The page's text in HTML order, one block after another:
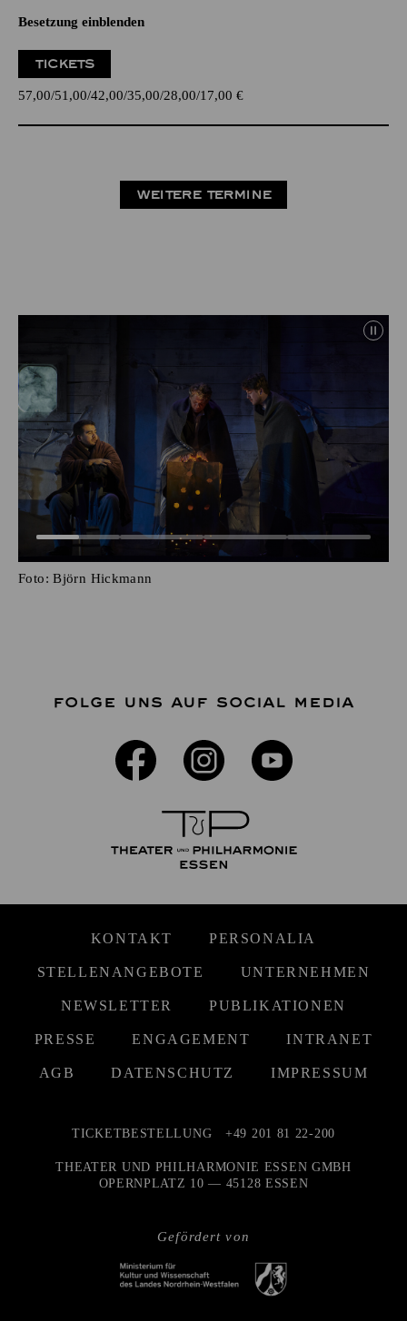
Besetzung einblenden
TICKETS
57,00 51,00 42,00 35,00 28,00 17,00 €
WEITERE TERMINE
Foto: Björn Hickmann
FOLGE UNS AUF SOCIAL MEDIA
KONTAKT PERSONALIA
STELLENANGEBOTE UNTERNEHMEN
NEWSLETTER PUBLIKATIONEN
PRESSE ENGAGEMENT INTRANET
AGB DATENSCHUTZ IMPRESSUM
Gefördert von
TICKETBESTELLUNG +49 201 81 22-200
THEATER UND PHILHARMONIE ESSEN GMBH
OPERNPLATZ 10 — 45128 ESSEN